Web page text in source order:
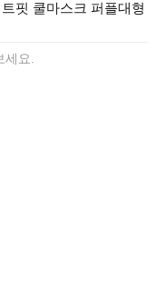
핏 쿨마스크 퍼플대형
세요.